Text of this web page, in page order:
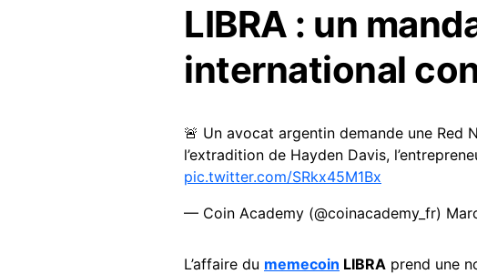
LIBRA : un
international
🚨 Un avocat argentin demande une Red
l’extradition de Hayden Davis,
pic.twitter.com/SRkx45M1Bx
— Coin Academy (@coinacademy_fr)
L’affaire du memecoin LIBRA prend une